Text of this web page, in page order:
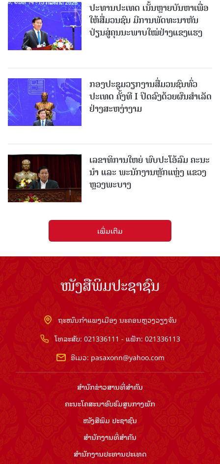
ປະທານປະເທດ ເນັ້ນຫຼາຍບັນຫາເພື່ອ
ໃຫ້ສື່ມວນຊົນ ມີການພັດທະນາຫັນ
ປ່ຽນສູ່ຄຸນນະພາບໃໝ່ຢ່າງແຂງແຮງ
ກອງປະຊຸມວຽກງານສື່ມວນຊົນທົ່ວ
ປະເທດ ຄັ້ງທີ I ປິດລົງດ້ວຍຜົນສໍາເລັດ
ຢ່າງສະຫງ່າງາມ
ເລຂາທິການໃຫຍ່ ພົບປະໂອ້ລົມ ຄະນະ
ນໍາ ແລະ ພະນັກງານຫຼັກແຫຼ່ງ ແຂວງ
ຫຼວງພະບາງ
ເພີ່ມເຕີມ
ໜັງສືພິມປະຊາຊົນ
ຖະໜົນກຳແພງເມືອງ ນະຄອນຫຼວງວຽງຈັນ
ໂທລະສັບ: 021336111 - ແຟັກ: 021336113
ອີເມວ: pasaxonn@yahoo.com
ສຳ​ນັກ​ຂ່າວ​ສານ​ທີ່​ສຳ​ຄັນ​
ຄະນະໂຄສະນາອົບຮົມ​ສູນ​ກາງ​ພັກ
ໜັງສືພິມ ປະ​ຊາ​ຊົນ
ສຳ​ນັກ​ງານ​ທີ່​ສຳ​ຄັນ
ສຳ​ນັກ​ງານ​ປະ​ທານ​ປະ​ເທດ